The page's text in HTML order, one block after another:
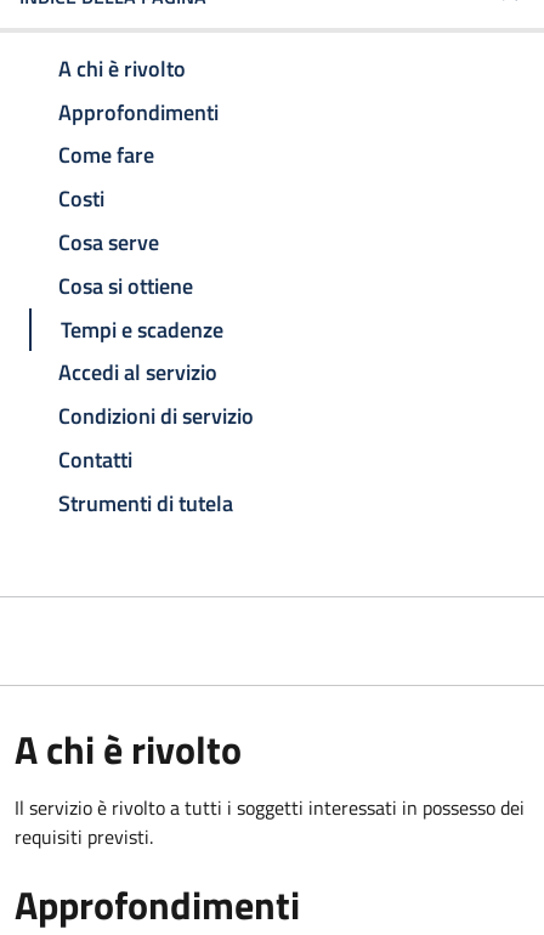
A chi è rivolto
Approfondimenti
Come fare
Costi
Cosa serve
Cosa si ottiene
Tempi e scadenze
Accedi al servizio
Condizioni di servizio
Contatti
Strumenti di tutela
A chi è rivolto
Il servizio è rivolto a tutti i soggetti interessati in possesso dei
requisiti previsti.
Approfondimenti